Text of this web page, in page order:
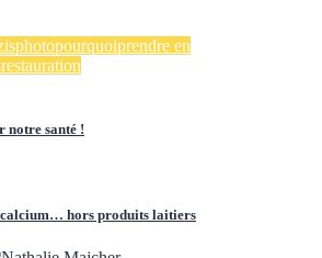
photopourquoiprendre en
restauration
notre santé !
calcium… hors produits laitiers